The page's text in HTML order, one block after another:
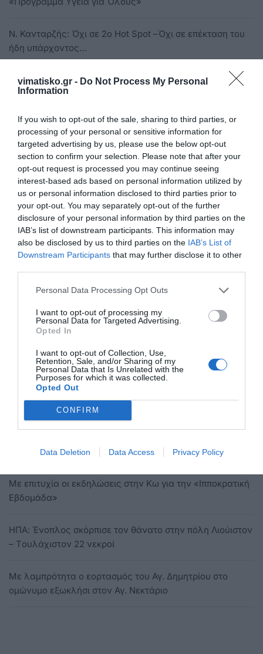
vimatisko.gr - Do Not Process My Personal
Information
If you wish to opt-out of the sale, sharing to third parties, or
processing of your personal or sensitive information for
targeted advertising by us, please use the below opt-out
section to confirm your selection. Please note that after your
opt-out request is processed you may continue seeing
interest-based ads based on personal information utilized by
us or personal information disclosed to third parties prior to
your opt-out. You may separately opt-out of the further
disclosure of your personal information by third parties on the
IAB’s list of downstream participants. This information may
also be disclosed by us to third parties on the IAB’s List of
Downstream Participants that may further disclose it to other
Personal Data Processing Opt Outs
I want to opt-out of processing my
Personal Data for Targeted Advertising.
Opted In
I want to opt-out of Collection, Use,
Retention, Sale, and/or Sharing of my
Personal Data that Is Unrelated with the
Purposes for which it was collected.
Opted Out
CONFIRM
Data Deletion Data Access Privacy Policy
Ν. Κανταρζής: Όχι σε 2ο Hot Spot –Όχι σε επέκταση του
ήδη υπάρχοντος…
Σύλληψη ημεδαπού για ναρκωτικά στην Κω
στις Χαϊχούτες
Γ. Νικητιάδης στη Βουλή : «Ράβε – ξήλωνε η πολιτική της
Ν.Δ. για τον τουρισμό»
31χρονος στην Κω αρνήθηκε να κάνει αλκοτέστ και
επιτέθηκε σε αστυνομικό
Περιορισμούς στις εξετάσεις αίματος βάζει ο ΕΟΠΥΥ - Τι
Εγκαταστάθηκε συσκευή αδιάλειπτης παροχής ενέργειας
στην Μονάδα Τεχνητού Νεφρού
συνταξιούχους - Τι ανέφερε ο Υφυπουργός Εργασίας
ΟΛΟΚΛΗΡΩΘΗΚΕ Ο ΑΓΩΝΑΣ ΟΡΕΙΝΗΣ ΠΟΔΗΛΑΣΙΑΣ "XCO
TSOUKALARIA"
από καταδίωξη
Με επιτυχία οι εκδηλώσεις στην Κω για την «Ιπποκρατική
Εβδομάδα»
ΗΠΑ: Ένοπλος σκόρπισε τον θάνατο στην πόλη Λιούιστον
– Tουλάχιστον 22 νεκροί
Mε λαμπρότητα ο εορτασμός του Αγ. Δημητρίου στο
ομώνυμο εξωκλήσι στον Αγ. Νεκτάριο